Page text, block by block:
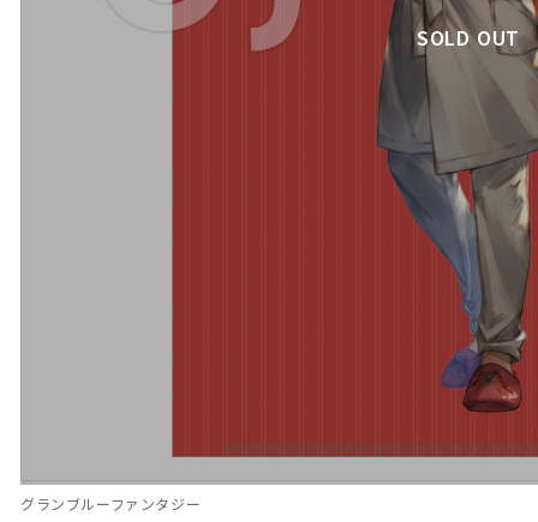
SOLD OUT
グランブルーファンタジー